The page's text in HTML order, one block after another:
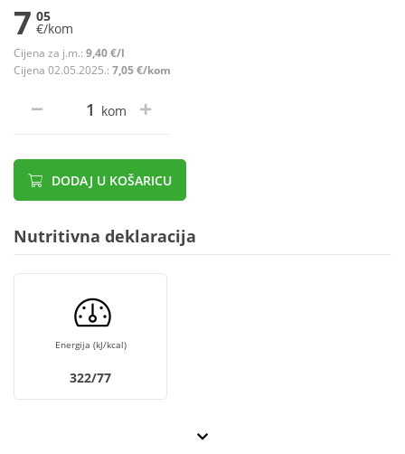
7 05
€/kom
Cijena za j.m.: 9,40 €/l
Cijena 02.05.2025.: 7,05 €/kom
kom
DODAJ U KOŠARICU
Nutritivna deklaracija
Energija (kJ/kcal)
322/77